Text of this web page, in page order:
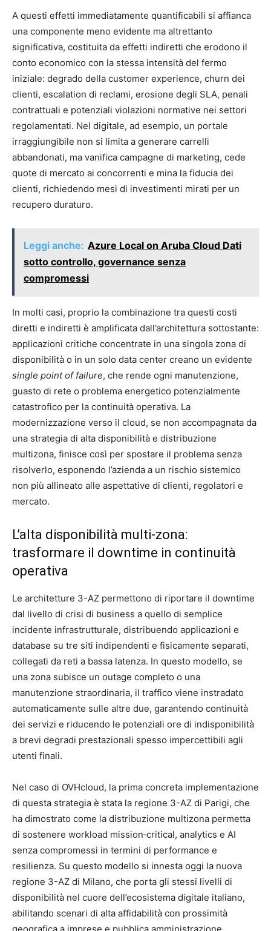
A questi effetti immediatamente quantificabili si affianca
una componente meno evidente ma altrettanto
significativa, costituita da effetti indiretti che erodono il
conto economico con la stessa intensità del fermo
iniziale: degrado della customer experience, churn dei
clienti, escalation di reclami, erosione degli SLA, penali
contrattuali e potenziali violazioni normative nei settori
regolamentati. Nel digitale, ad esempio, un portale
irraggiungibile non si limita a generare carrelli
abbandonati, ma vanifica campagne di marketing, cede
quote di mercato ai concorrenti e mina la fiducia dei
clienti, richiedendo mesi di investimenti mirati per un
recupero duraturo.
Leggi anche: Azure Local on Aruba Cloud Dati
sotto controllo, governance senza
compromessi
In molti casi, proprio la combinazione tra questi costi
diretti e indiretti è amplificata dall’architettura sottostante:
applicazioni critiche concentrate in una singola zona di
disponibilità o in un solo data center creano un evidente
single point of failure, che rende ogni manutenzione,
guasto di rete o problema energetico potenzialmente
catastrofico per la continuità operativa. La
modernizzazione verso il cloud, se non accompagnata da
una strategia di alta disponibilità e distribuzione
multizona, finisce così per spostare il problema senza
risolverlo, esponendo l’azienda a un rischio sistemico
non più allineato alle aspettative di clienti, regolatori e
mercato.
L’alta disponibilità multi-zona:
trasformare il downtime in continuità
operativa
Le architetture 3-AZ permettono di riportare il downtime
dal livello di crisi di business a quello di semplice
incidente infrastrutturale, distribuendo applicazioni e
database su tre siti indipendenti e fisicamente separati,
collegati da reti a bassa latenza. In questo modello, se
una zona subisce un outage completo o una
manutenzione straordinaria, il traffico viene instradato
automaticamente sulle altre due, garantendo continuità
dei servizi e riducendo le potenziali ore di indisponibilità
a brevi degradi prestazionali spesso impercettibili agli
utenti finali.
Nel caso di OVHcloud, la prima concreta implementazione
di questa strategia è stata la regione 3-AZ di Parigi, che
ha dimostrato come la distribuzione multizona permetta
di sostenere workload mission‑critical, analytics e AI
senza compromessi in termini di performance e
resilienza. Su questo modello si innesta oggi la nuova
regione 3-AZ di Milano, che porta gli stessi livelli di
disponibilità nel cuore dell’ecosistema digitale italiano,
abilitando scenari di alta affidabilità con prossimità